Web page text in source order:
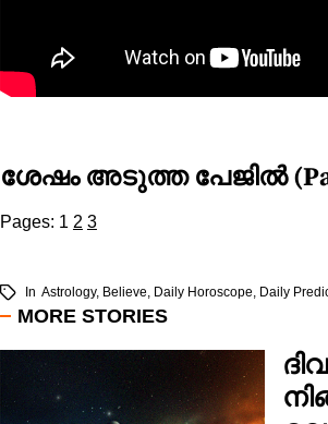
ശേഷം അടുത്ത പേജിൽ
Pages: 1 2 3
In Astrology, Believe, Daily Horoscope, Daily
MORE STORIES